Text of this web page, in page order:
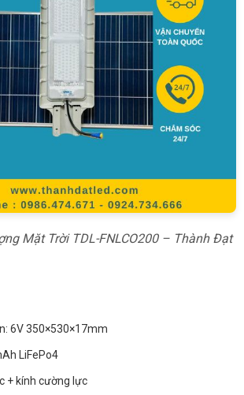
Mặt Trời TDL-FNLCO200 – Thành Đạt
6V 350×530×17mm
LiFePo4
+ kính cường lực